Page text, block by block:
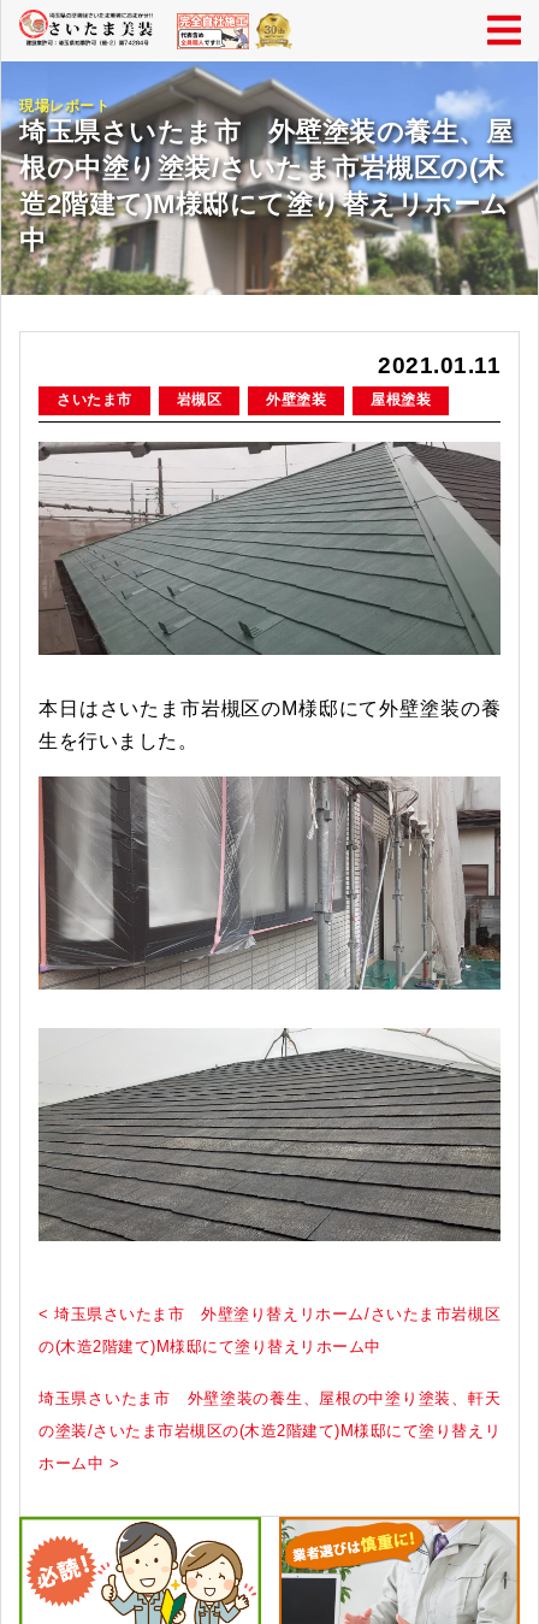
現場レポート
埼玉県さいたま市 外壁塗装の養生、屋
根の中塗り塗装/さいたま市岩槻区の(木
造2階建て)M様邸にて塗り替えリホーム
中
2021.01.11
さいたま市 岩槻区 外壁塗装 屋根塗装
本日はさいたま市岩槻区のM様邸にて外壁塗装の養
生を行いました。
< 埼玉県さいたま市 外壁塗り替えリホーム/さいたま市岩槻区
の(木造2階建て)M様邸にて塗り替えリホーム中
埼玉県さいたま市 外壁塗装の養生、屋根の中塗り塗装、軒天
の塗装/さいたま市岩槻区の(木造2階建て)M様邸にて塗り替えリ
ホーム中 >